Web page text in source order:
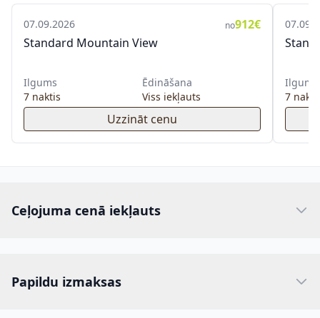
07.09.2026 no912€
Standard Mountain View
Ilgums
7 naktis
Ēdināšana
Viss iekļauts
Uzzināt cenu
Ilgums
7
Ceļojuma cenā iekļauts
Papildu izmaksas